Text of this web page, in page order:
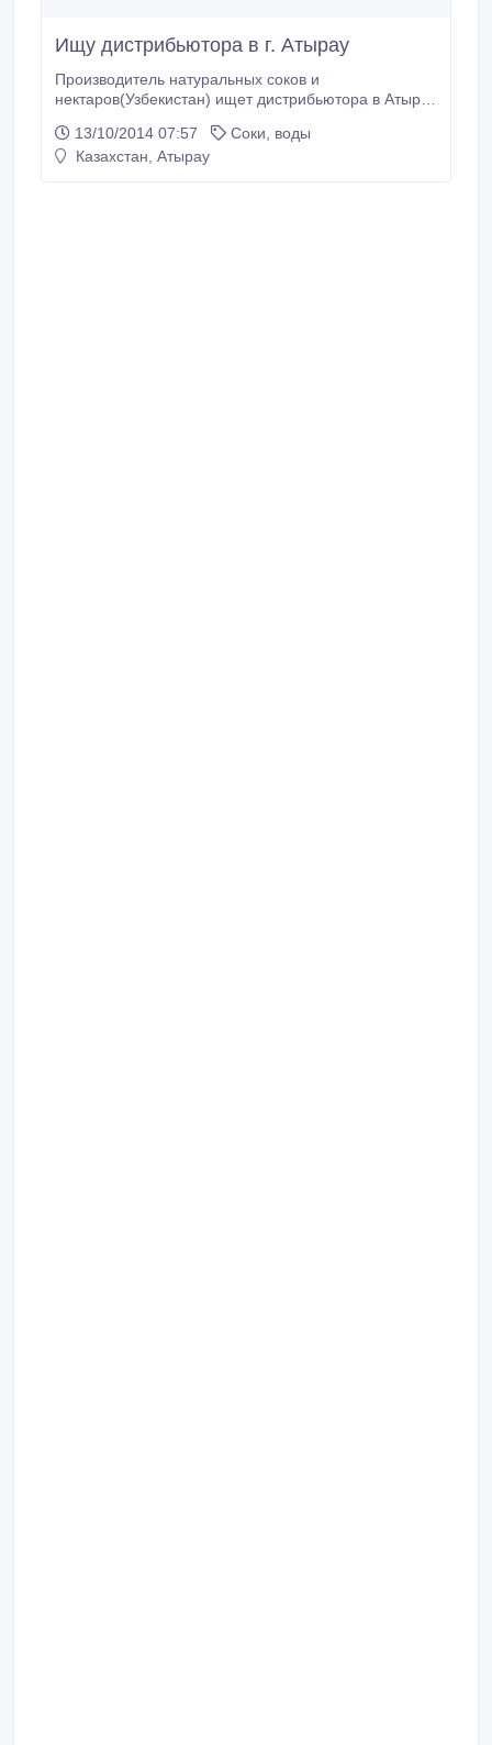
Ищу дистрибьютора в г. Атырау
Производитель натуральных соков и
нектаров(Узбекистан) ищет дистрибьютора в Атырау
качества и будет поддерживаться сильным
маркетингом..
13/10/2014 07:57
Соки, воды
Казахстан, Атырау